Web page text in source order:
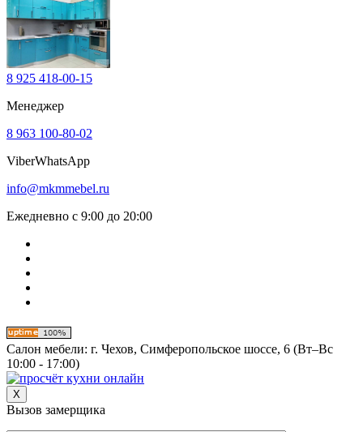
8 925 418-00-15
Менеджер
8 963 100-80-02
ViberWhatsApp
info@mkmmebel.ru
Ежедневно с 9:00 до 20:00
Салон мебели: г. Чехов, Симферопольское шоссе, 6 (Вт–Вс
10:00 - 17:00)
X
Вызов замерщика